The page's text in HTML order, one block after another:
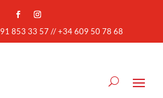
91 853 33 57 // +34 609 50 78 68